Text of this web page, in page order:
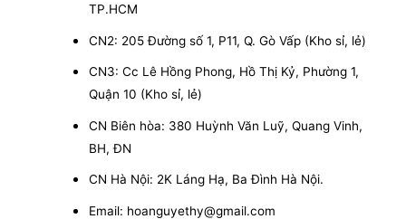
TP.HCM
CN2: 205 Đường số 1, P11, Q. Gò Vấp (Kho sỉ, lẻ)
CN3: Cc Lê Hồng Phong, Hồ Thị Kỷ, Phường 1,
Quận 10 (Kho sỉ, lẻ)
CN Biên hòa: 380 Huỳnh Văn Luỹ, Quang Vinh,
BH, ĐN
CN Hà Nội: 2K Láng Hạ, Ba Đình Hà Nội.
Email: hoanguyethy@gmail.com